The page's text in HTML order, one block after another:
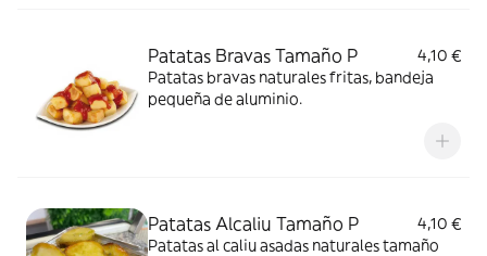
Patatas Bravas Tamaño P
4,10 €
Patatas bravas naturales fritas, bandeja
pequeña de aluminio.
Patatas Alcaliu Tamaño P
4,10 €
Patatas al caliu asadas naturales tamaño